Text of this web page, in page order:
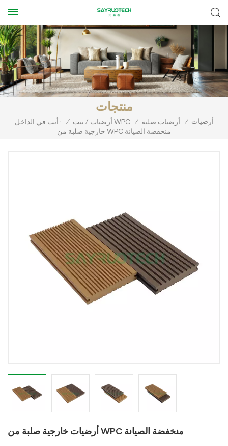
منتجات
أنت في الداخل : / بيت / أرضيات WPC / أرضيات صلبة / أرضيات
خارجية صلبة من WPC منخفضة الصيانة
أرضيات خارجية صلبة من WPC منخفضة الصيانة